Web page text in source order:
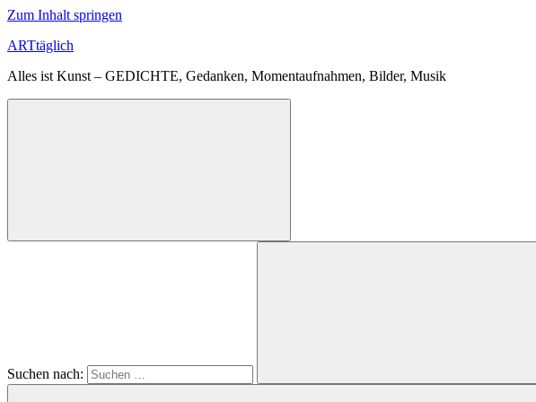
Zum Inhalt springen
ARTtäglich
Alles ist Kunst – GEDICHTE, Gedanken, Momentaufnahmen, Bilder, Musik
Suchen nach: